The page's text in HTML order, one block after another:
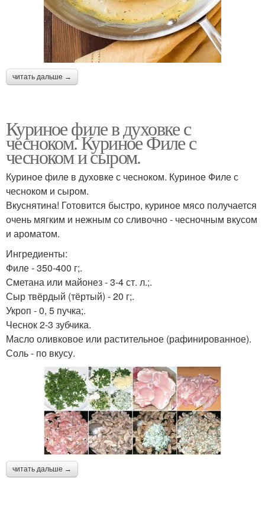
читать дальше →
Куриное филе в духовке с
чесноком. Куриное Филе с
чесноком и сыром.
Куриное филе в духовке с чесноком. Куриное Филе с
чесноком и сыром.
Вкуснятина! Готовится быстро, куриное мясо получается
очень мягким и нежным со сливочно - чесночным вкусом
и ароматом.
Ингредиенты:
Филе - 350-400 г;.
Сметана или майонез - 3-4 ст. л.;.
Сыр твёрдый (тёртый) - 20 г;.
Укроп - 0, 5 пучка;.
Чеснок 2-3 зубчика.
Масло оливковое или растительное (рафинированное).
Соль - по вкусу.
читать дальше →